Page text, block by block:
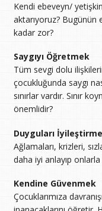
Kendi ebeveyn/
aktarıyoruz?
kadar zor?
Saygıyı Öğretmek
Tüm sevgi dolu
çocukluğunda saygı
sınırlar vardır. Sınır
önemlidir?
Duyguları
Ağlamaları, krizleri,
daha iyi anlayıp
Kendine Güvenmek
Çocuklarımıza